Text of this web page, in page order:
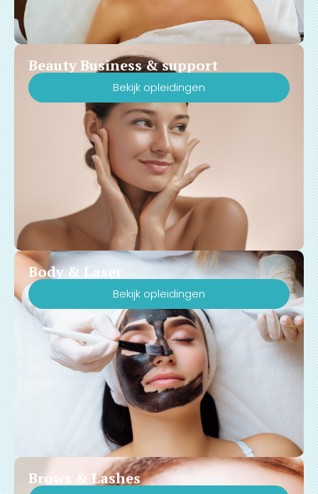
Beauty Business & support
Bekijk opleidingen
Body & Laser
Bekijk opleidingen
Brows & Lashes